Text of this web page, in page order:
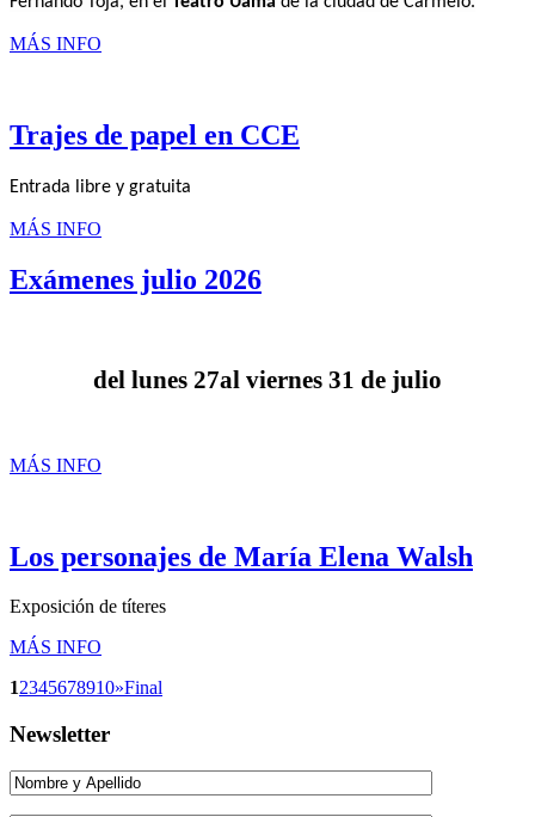
MÁS INFO
Trajes de papel en CCE
Entrada libre y gratuita
MÁS INFO
Exámenes julio 2026
del lunes 27al viernes 31 de julio
MÁS INFO
Los personajes de María Elena Walsh
Exposición de títeres
MÁS INFO
12345678910»Final
Newsletter